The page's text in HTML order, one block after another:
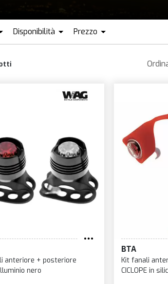
LIGHTS
MV-TEK
RFR
RIDEWILL BIKE
RUFF CYCLES
Disponibilità Prezzo
anteriore + posteriore
nero
BTA
Kit fanali
CICLOPE in